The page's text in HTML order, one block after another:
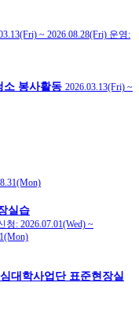
~ 2026.08.28(Fri) 운영:
소 봉사활동 2026.03.13(Fri) ~
실습
청: 2026.07.01(Wed) ~
대학사업단 표준현장실